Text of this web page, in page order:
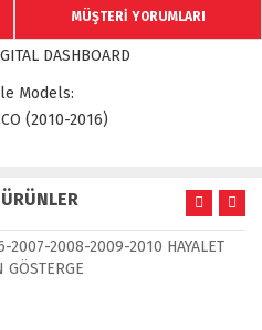
MÜŞTERİ YORUMLARI
DASHBOARD
Models:
(2010-2016)